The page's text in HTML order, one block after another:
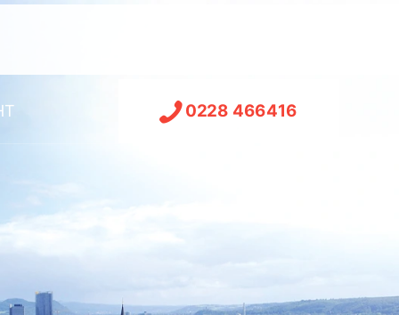
0228 466416